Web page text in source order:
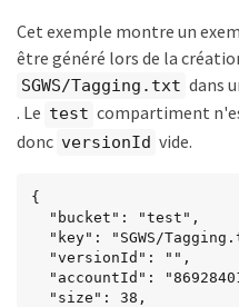
Cet exemple montre un
être généré lors de la
SGWS/Tagging.txt dans
. Le test compartiment
donc versionId vide.
{